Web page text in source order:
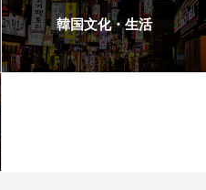
韓国文化・生活